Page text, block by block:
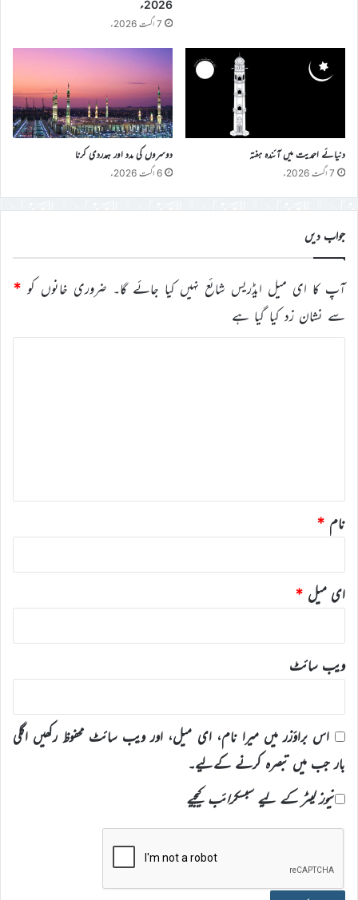
2026ء
7 اگست 2026ء
دنیائے احمدیت میں آئندہ ہفتہ
7 اگست 2026ء
دوسروں کی مدد اور ہمدردی کرنا
6 اگست 2026ء
جواب دیں
آپ کا ای میل ایڈریس شائع نہیں کیا جائے گا۔ ضروری خانوں کو *
سے نشان زد کیا گیا ہے
نام *
ای میل *
ویب‌ سائٹ
اس براؤزر میں میرا نام، ای میل، اور ویب سائٹ محفوظ رکھیں اگلی
بار جب میں تبصرہ کرنے کےلیے۔
نیوز لیٹر کے لیے سبسکرائب کیجیے